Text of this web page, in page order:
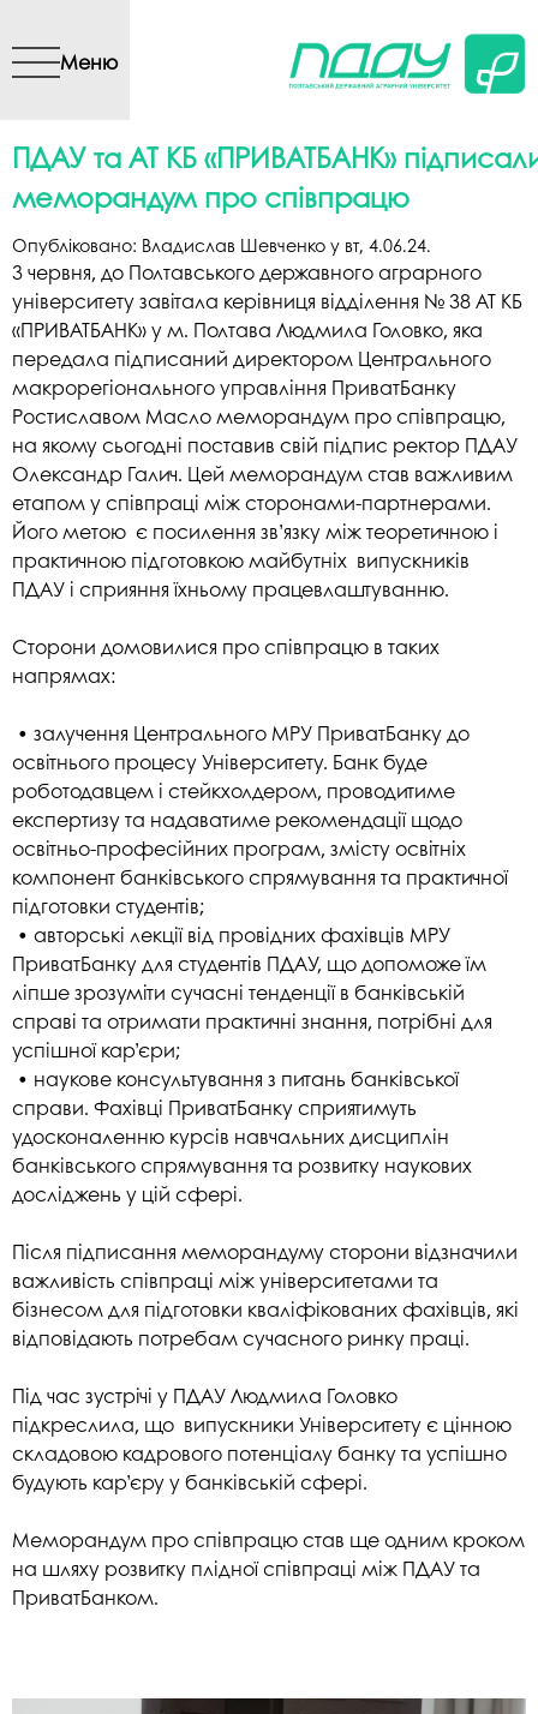
вмісту
Меню
ПДАУ та АТ КБ «ПРИВАТБАНК»
меморандум про співпрацю
Опубліковано: Владислав Шевченко у вт, 4.06.24.
3 червня, до Полтавського державного аграрного
університету завітала керівниця відділення № 38 АТ КБ
«ПРИВАТБАНК» у м. Полтава Людмила Головко, яка
передала підписаний директором Центрального
макрорегіонального управління ПриватБанку
Ростиславом Масло меморандум про співпрацю,
на якому сьогодні поставив свій підпис ректор ПДАУ
Олександр Галич. Цей меморандум став важливим
етапом у співпраці між сторонами-партнерами.
Його метою є посилення зв’язку між теоретичною і
практичною підготовкою майбутніх випускників
ПДАУ і сприяння їхньому працевлаштуванню.
Сторони домовилися про співпрацю в таких
напрямах:
• залучення Центрального МРУ ПриватБанку до
освітнього процесу Університету. Банк буде
роботодавцем і стейкхолдером, проводитиме
експертизу та надаватиме рекомендації щодо
освітньо-професійних програм, змісту освітніх
компонент банківського спрямування та практичної
підготовки студентів;
• авторські лекції від провідних фахівців МРУ
ПриватБанку для студентів ПДАУ, що допоможе їм
ліпше зрозуміти сучасні тенденції в банківській
справі та отримати практичні знання, потрібні для
успішної кар’єри;
• наукове консультування з питань банківської
справи. Фахівці ПриватБанку сприятимуть
удосконаленню курсів навчальних дисциплін
банківського спрямування та розвитку наукових
досліджень у цій сфері.
Після підписання меморандуму сторони відзначили
важливість співпраці між університетами та
бізнесом для підготовки кваліфікованих фахівців, які
відповідають потребам сучасного ринку праці.
Під час зустрічі у ПДАУ Людмила Головко
підкреслила, що випускники Університету є цінною
складовою кадрового потенціалу банку та успішно
будують кар’єру у банківській сфері.
Меморандум про співпрацю став ще одним кроком
на шляху розвитку плідної співпраці між ПДАУ та
ПриватБанком.